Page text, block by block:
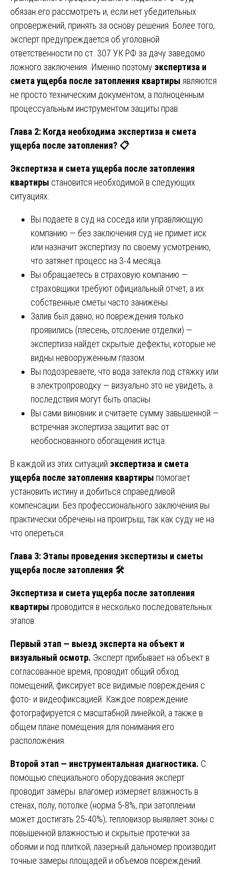
обязан его рассмотреть и, если нет убедительных
опровержений, принять за основу решения. Более того,
эксперт предупреждается об уголовной
ответственности по ст. 307 УК РФ за дачу заведомо
ложного заключения. Именно поэтому экспертиза и
смета ущерба после затопления квартиры являются
не просто техническим документом, а полноценным
процессуальным инструментом защиты прав.
Глава 2: Когда необходима экспертиза и смета
ущерба после затопления? 📋
Экспертиза и смета ущерба после затопления
квартиры становится необходимой в следующих
ситуациях:
Вы подаете в суд на соседа или управляющую
компанию — без заключения суд не примет иск
или назначит экспертизу по своему усмотрению,
что затянет процесс на 3-4 месяца.
Вы обращаетесь в страховую компанию —
страховщики требуют официальный отчет, а их
собственные сметы часто занижены.
Залив был давно, но повреждения только
проявились (плесень, отслоение отделки) —
экспертиза найдет скрытые дефекты, которые не
видны невооруженным глазом.
Вы подозреваете, что вода затекла под стяжку или
в электропроводку — визуально это не увидеть, а
последствия могут быть опасны.
Вы сами виновник и считаете сумму завышенной —
встречная экспертиза защитит вас от
необоснованного обогащения истца.
В каждой из этих ситуаций экспертиза и смета
ущерба после затопления квартиры помогает
установить истину и добиться справедливой
компенсации. Без профессионального заключения вы
практически обречены на проигрыш, так как суду не на
что опереться.
Глава 3: Этапы проведения экспертизы и сметы
ущерба после затопления 🛠
Экспертиза и смета ущерба после затопления
квартиры проводится в несколько последовательных
этапов:
Первый этап — выезд эксперта на объект и
визуальный осмотр. Эксперт прибывает на объект в
согласованное время, проводит общий обход
помещений, фиксирует все видимые повреждения с
фото- и видеофиксацией. Каждое повреждение
фотографируется с масштабной линейкой, а также в
общем плане помещения для понимания его
расположения.
Второй этап — инструментальная диагностика. С
помощью специального оборудования эксперт
проводит замеры: влагомер измеряет влажность в
стенах, полу, потолке (норма 5-8%, при затоплении
может достигать 25-40%); тепловизор выявляет зоны с
повышенной влажностью и скрытые протечки за
обоями и под плиткой; лазерный дальномер производит
точные замеры площадей и объемов повреждений.